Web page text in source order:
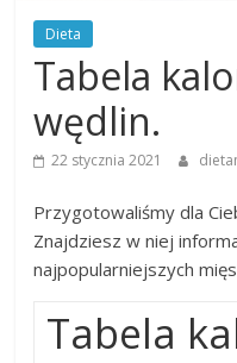
Dieta
Tabela
wędlin.
22 stycznia 2021
Przygotowaliśmy dla
Znajdziesz w niej
najpopularniejszych
Tabela